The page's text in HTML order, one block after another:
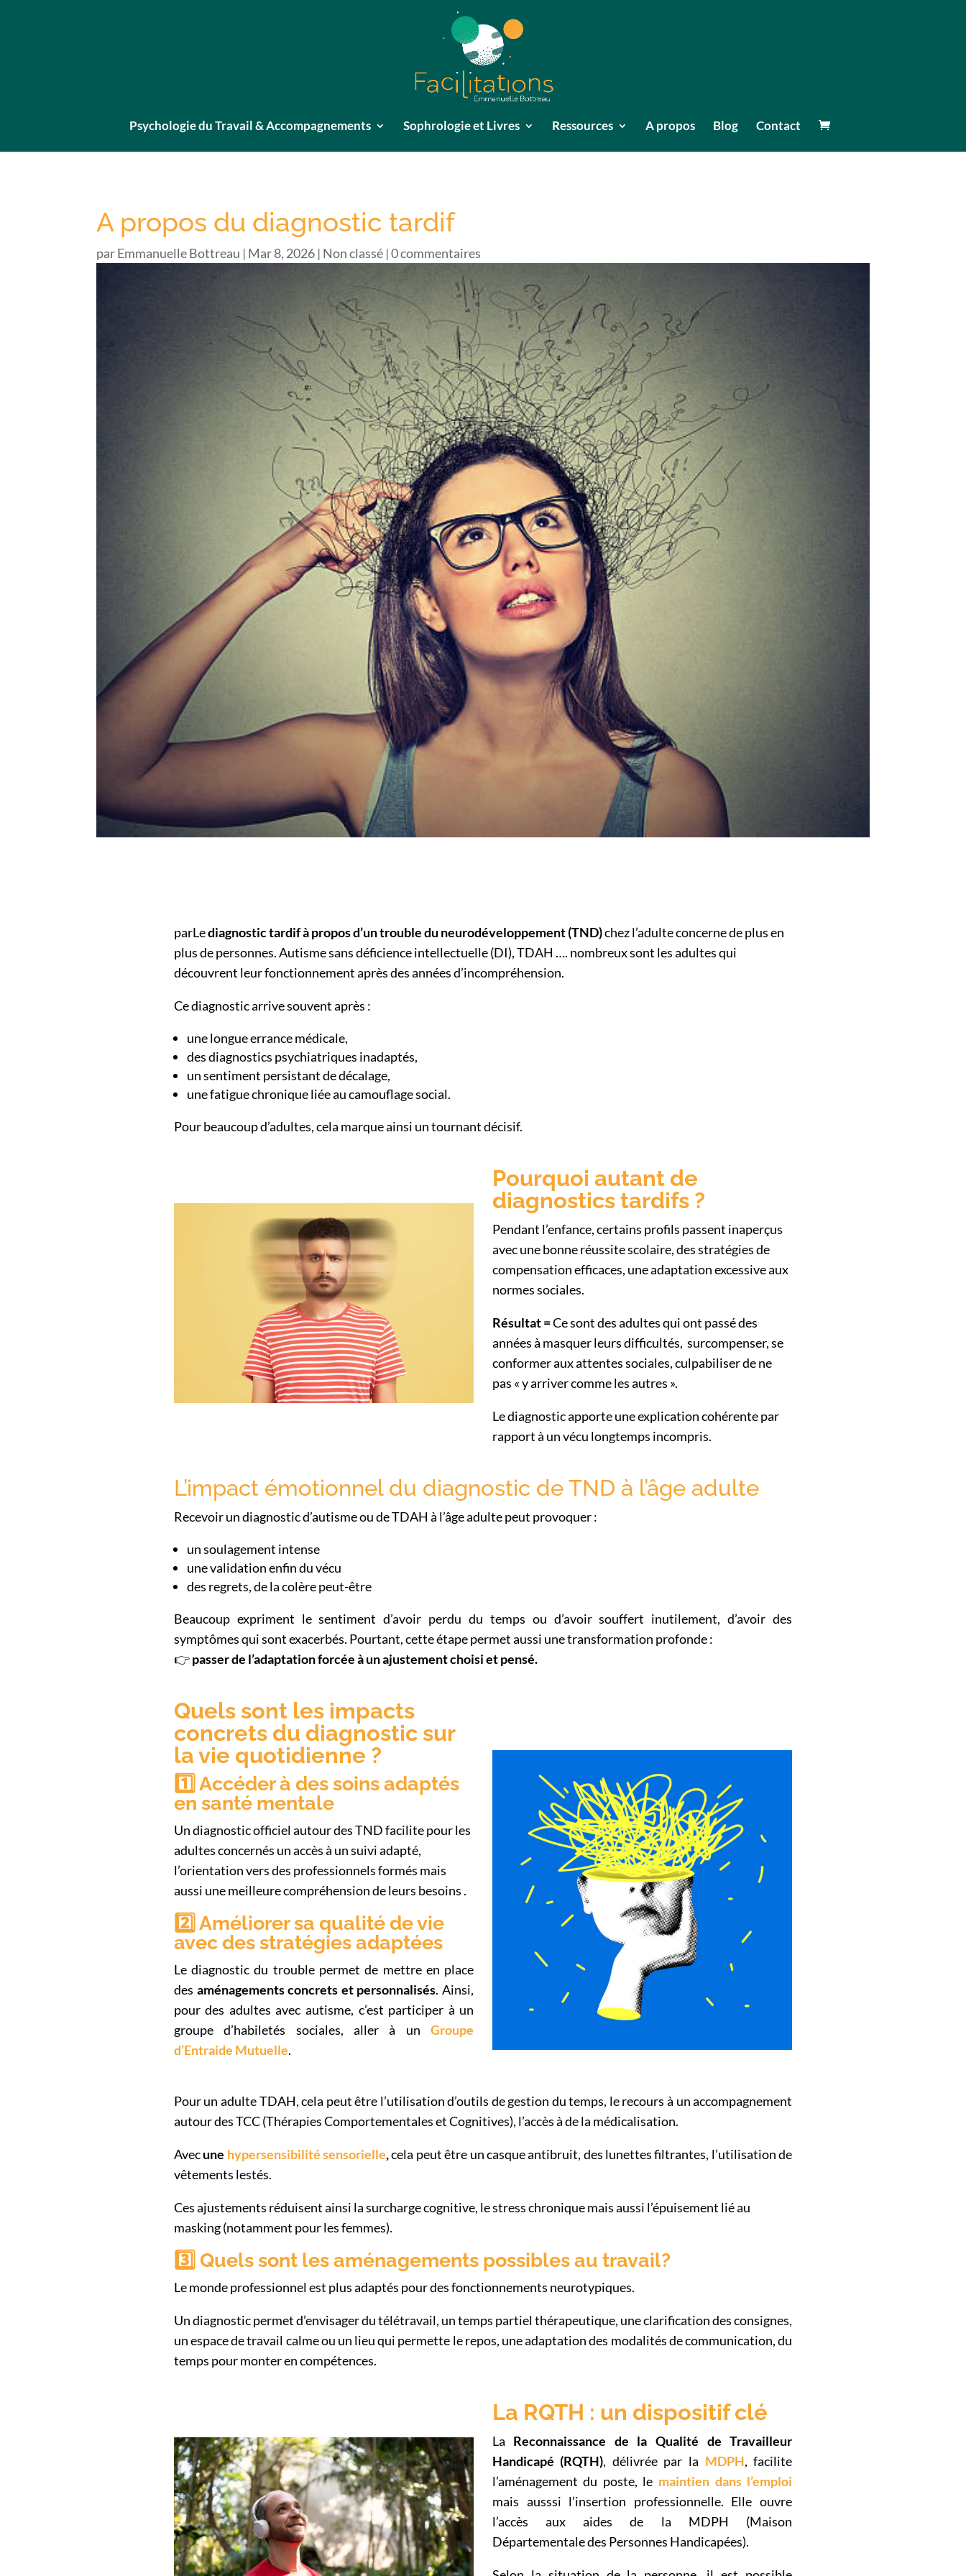
Psychologie du Travail & Accompagnements Sophrologie et Livres Ressources A propos Blog Contact
A propos du diagnostic tardif
parEmmanuelle Bottreau | Mar 8, 2026 | Non classé |0 commentaires
parLediagnostic tardif à propos d’un trouble du neurodéveloppement (TND)chez l’adulte concerne de plus en
plus de personnes. Autisme sans déficience intellectuelle (DI), TDAH …. nombreux sont les adultes qui
découvrent leur fonctionnement après des années d’incompréhension.
Ce diagnostic arrive souvent après :
une longue errance médicale,
des diagnostics psychiatriques inadaptés,
un sentiment persistant de décalage,
une fatigue chronique liée au camouflage social.
Pour beaucoup d’adultes, cela marque ainsi un tournant décisif.
Pourquoi autant de
diagnostics tardifs ?
Pendant l’enfance, certains profils passent inaperçus
avec une bonne réussite scolaire, des stratégies de
compensation efficaces, une adaptation excessive aux
normes sociales.
Résultat =Ce sont des adultes qui ont passé des
années à masquer leurs difficultés, surcompenser, se
conformer aux attentes sociales, culpabiliser de ne
pas « y arriver comme les autres ».
Le diagnostic apporte une explication cohérente par
rapport à un vécu longtemps incompris.
L’impact émotionnel du diagnostic de TND à l’âge adulte
Recevoir un diagnostic d’autisme ou de TDAH à l’âge adulte peut provoquer :
un soulagement intense
une validation enfin du vécu
des regrets, de la colère peut-être
Beaucoup expriment le sentiment d’avoir perdu du temps ou d’avoir souffert inutilement, d’avoir des
symptômes qui sont exacerbés. Pourtant, cette étape permet aussi une transformation profonde :
👉passer de l’adaptation forcée à un ajustement choisi et pensé.
Quels sont les impacts
concrets du diagnostic sur
la vie quotidienne ?
1️⃣ Accéder à des soins adaptés
en santé mentale
Un diagnostic officiel autour des TND facilite pour les
adultes concernés un accès à un suivi adapté,
l’orientation vers des professionnels formés mais
aussi une meilleure compréhension de leurs besoins .
2️⃣ Améliorer sa qualité de vie
avec des stratégies adaptées
Le diagnostic du trouble permet de mettre en place
des aménagements concrets et personnalisés. Ainsi,
pour des adultes avec autisme, c’est participer à un
groupe d’habiletés sociales, aller à unGroupe
d’Entraide Mutuelle.
Pour un adulte TDAH, cela peut être l’utilisation d’outils de gestion du temps, le recours à un accompagnement
autour des TCC (Thérapies Comportementales et Cognitives), l’accès à de la médicalisation.
Avecune hypersensibilité sensorielle,cela peut être un casque antibruit, des lunettes filtrantes, l’utilisation de
vêtements lestés.
Ces ajustements réduisent ainsi la surcharge cognitive, le stress chronique mais aussi l’épuisement lié au
masking (notamment pour les femmes).
3️⃣ Quels sont les aménagements possibles au travail?
Le monde professionnel est plus adaptés pour des fonctionnements neurotypiques.
Un diagnostic permet d’envisager du télétravail, un temps partiel thérapeutique, une clarification des consignes,
un espace de travail calme ou un lieu qui permette le repos, une adaptation des modalités de communication, du
temps pour monter en compétences.
La RQTH : un dispositif clé
La Reconnaissance de la Qualité de Travailleur
Handicapé (RQTH), délivrée par la MDPH, facilite
l’aménagement du poste, le maintien dans l’emploi
mais ausssi l’insertion professionnelle. Elle ouvre
l’accès aux aides de la MDPH (Maison
Départementale des Personnes Handicapées).